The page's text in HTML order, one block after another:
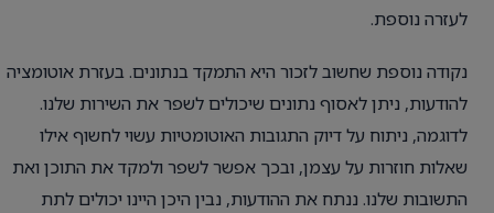
לעזרה נוספת.
נקודה נוספת שחשוב לזכור היא התמקד בנתונים. בעזרת אוטומציה
להודעות, ניתן לאסוף נתונים שיכולים לשפר את השירות שלנו.
לדוגמה, ניתוח על דיוק התגובות האוטומטיות עשוי לחשוף אילו
שאלות חוזרות על עצמן, ובכך אפשר לשפר ולמקד את התוכן ואת
התשובות שלנו. ננתח את ההודעות, נבין היכן היינו יכולים לתת